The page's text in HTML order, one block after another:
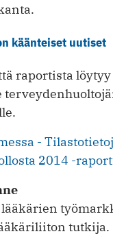
käänteiset uutiset
raportista
-
2014 -
tutkija.